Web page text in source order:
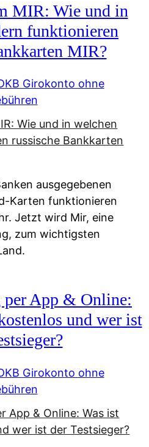
MIR: Wie und in
funktionieren
MIR?
Girokonto ohne
ausgegebenen
Karten funktionieren
Jetzt wird Mir, eine
zum wichtigsten
per App & Online:
und wer ist
Girokonto ohne